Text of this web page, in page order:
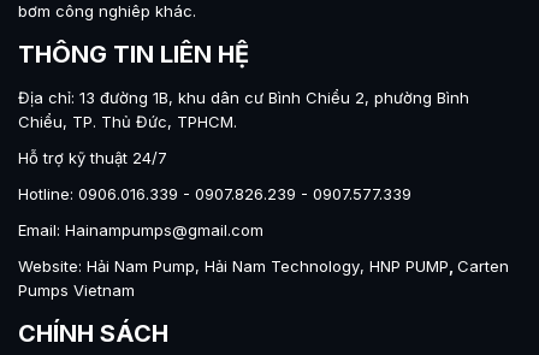
bơm công nghiêp khác.
THÔNG TIN LIÊN HỆ
Địa chỉ: 13 đường 1B, khu dân cư Bình Chiểu 2, phường Bình
Chiểu, TP. Thủ Đức, TPHCM.
Hỗ trợ kỹ thuật 24/7
Hotline: 0906.016.339 - 0907.826.239 - 0907.577.339
Email: Hainampumps@gmail.com
Website: Hải Nam Pump, Hải Nam Technology, HNP PUMP, Carten
Pumps Vietnam
CHÍNH SÁCH